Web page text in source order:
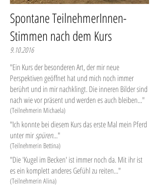
Spontane TeilnehmerInnen-
Stimmen nach dem Kurs
9.10.2016
"Ein Kurs der besonderen Art, der mir neue
Perspektiven geöffnet hat und mich noch immer
berührt und in mir nachklingt. Die inneren Bilder sind
nach wie vor präsent und werden es auch bleiben..."
(Teilnehmerin Michaela)
"Ich konnte bei diesem Kurs das erste Mal mein Pferd
unter mirspüren..."
(Teilnehmerin Bettina)
"Die 'Kugel im Becken' ist immer noch da. Mit ihr ist
es ein komplett anderes Gefühl zu reiten..."
(Teilnehmerin Alina)